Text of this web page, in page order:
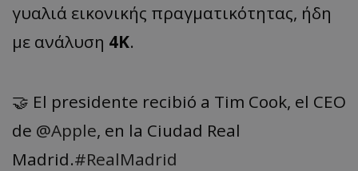
γυαλιά εικονικής πραγματικότητας, ήδη
με ανάλυση 4K.
🤝 El presidente recibió a Tim Cook, el CEO
de @Apple, en la Ciudad Real
Madrid.#RealMadrid